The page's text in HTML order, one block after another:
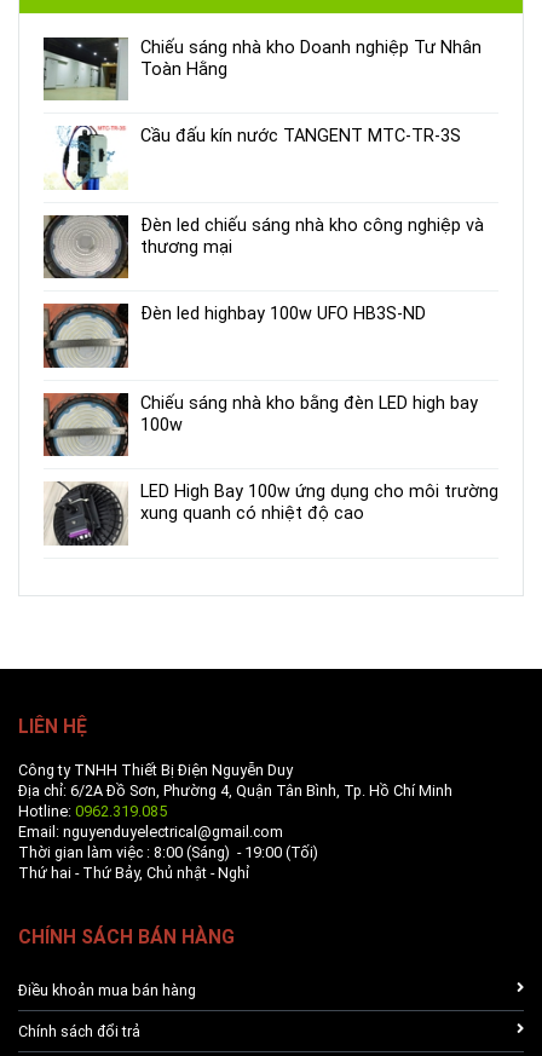
Chiếu sáng nhà kho Doanh nghiệp Tư Nhân
Toàn Hằng
Cầu đấu kín nước TANGENT MTC-TR-3S
Đèn led chiếu sáng nhà kho công nghiệp và
thương mại
Đèn led highbay 100w UFO HB3S-ND
Chiếu sáng nhà kho bằng đèn LED high bay
100w
LED High Bay 100w ứng dụng cho môi trường
xung quanh có nhiệt độ cao
LIÊN HỆ
Công ty TNHH Thiết Bị Điện Nguyễn Duy
Địa chỉ: 6/2A Đồ Sơn, Phường 4, Quận Tân Bình, Tp. Hồ Chí Minh
Hotline: 0962.319.085
Email: nguyenduyelectrical@gmail.com
Thời gian làm việc : 8:00 (Sáng) - 19:00 (Tối)
Thứ hai - Thứ Bảy, Chủ nhật - Nghỉ
CHÍNH SÁCH BÁN HÀNG
Điều khoản mua bán hàng
Chính sách đổi trả